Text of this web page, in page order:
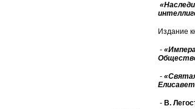
Издание
-
-
- В.